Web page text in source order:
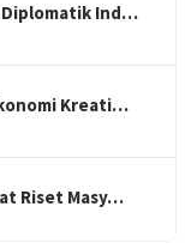
Diplomatik Ind…
Kreati…
Riset Masy…